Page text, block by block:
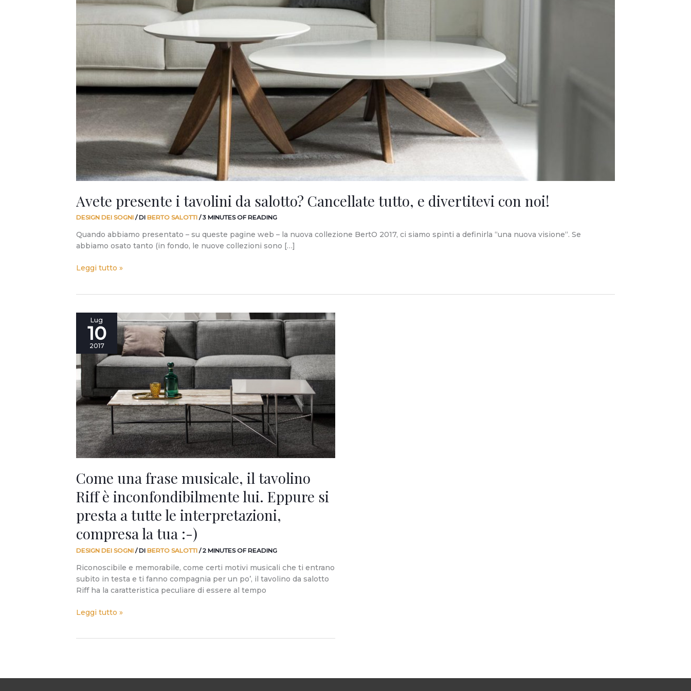
Avete presente i tavolini da salotto? Cancellate tutto, e divertitevi con noi!
DESIGN DEI SOGNI / DI BERTO SALOTTI /3 MINUTES OF READING
Quando abbiamo presentato – su queste pagine web – la nuova collezione BertO 2017, ci siamo spinti a definirla “una nuova visione“. Se
abbiamo osato tanto (in fondo, le nuove collezioni sono […]
noi!
Leggi tutto »
Lug
10
2017
Come una frase musicale, il tavolino
Riff è inconfondibilmente lui. Eppure si
presta a tutte le interpretazioni,
compresa la tua :-)
DESIGN DEI SOGNI / DI BERTO SALOTTI /2 MINUTES OF READING
Riconoscibile e memorabile, come certi motivi musicali che ti entrano
subito in testa e ti fanno compagnia per un po’, il tavolino da salotto
Riff ha la caratteristica peculiare di essere al tempo
Come
una
frase
il
tavolino
Riff
è
inconfondibilmente
lui.
Eppure
si
presta
tutte
interpretazioni,
compresa
la
tua
Leggi tutto »